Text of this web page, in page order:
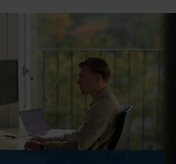
Met ruim 3.000
we dat Nederland kan rekenen
Ja, onze ‘klanten’
ondernemers, 2,2 miljoen
en 8,5 miljoen burgers. En
volgens een agile-
transparant en gericht op leren